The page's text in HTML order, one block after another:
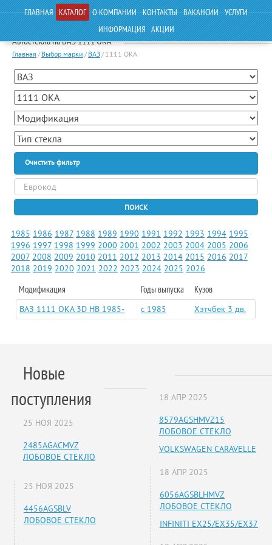
ГЛАВНАЯ КАТАЛОГ О КОМПАНИИ КОНТАКТЫ ВАКАНСИИ УСЛУГИ
ИНФОРМАЦИЯ АКЦИИ
Автостекла на ВАЗ 1111 ОКА
Главная / Выбор марки / ВАЗ/ 1111 ОКА
Очистить фильтр
ПОИСК
1985 1986 1987 1988 1989 1990 1991 1992 1993 1994 1995
1996 1997 1998 1999 2000 2001 2002 2003 2004 2005 2006
2007 2008 2009 2010 2011 2012 2013 2014 2015 2016 2017
2018 2019 2020 2021 2022 2023 2024 2025 2026
Модификация Годы выпуска Кузов
ВАЗ 1111 ОКА 3D HB 1985- c 1985 Хэтчбек 3 дв.
Новые
поступления
25 НОЯ 2025
2485AGACMVZ
ЛОБОВОЕ СТЕКЛО
25 НОЯ 2025
4456AGSBLV
ЛОБОВОЕ СТЕКЛО
18 АПР 2025
8579AGSHMVZ15
ЛОБОВОЕ СТЕКЛО
VOLKSWAGEN CARAVELLE
18 АПР 2025
6056AGSBLHMVZ
ЛОБОВОЕ СТЕКЛО
INFINITI EX25/EX35/EX37